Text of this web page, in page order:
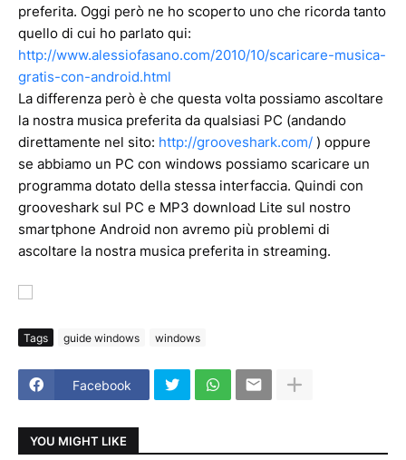
preferita. Oggi però ne ho scoperto uno che ricorda tanto
quello di cui ho parlato qui:
http://www.alessiofasano.com/2010/10/scaricare-musica-
gratis-con-android.html
La differenza però è che questa volta possiamo ascoltare
la nostra musica preferita da qualsiasi PC (andando
direttamente nel sito: http://grooveshark.com/ ) oppure
se abbiamo un PC con windows possiamo scaricare un
programma dotato della stessa interfaccia. Quindi con
grooveshark sul PC e MP3 download Lite sul nostro
smartphone Android non avremo più problemi di
ascoltare la nostra musica preferita in streaming.
Tags guide windows windows
Facebook
YOU MIGHT LIKE